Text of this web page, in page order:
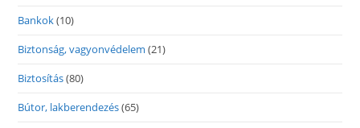
Bankok(10)
Biztonság, vagyonvédelem (21)
Biztosítás(80)
Bútor, lakberendezés(65)